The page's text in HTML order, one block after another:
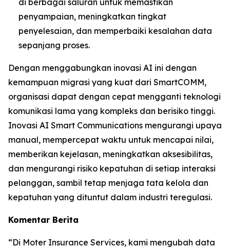
penyampaian, meningkatkan tingkat
penyelesaian, dan memperbaiki kesalahan data
sepanjang proses.
Dengan menggabungkan inovasi AI ini dengan
kemampuan migrasi yang kuat dari SmartCOMM,
organisasi dapat dengan cepat mengganti teknologi
komunikasi lama yang kompleks dan berisiko tinggi.
Inovasi AI Smart Communications mengurangi upaya
manual, mempercepat waktu untuk mencapai nilai,
memberikan kejelasan, meningkatkan aksesibilitas,
dan mengurangi risiko kepatuhan di setiap interaksi
pelanggan, sambil tetap menjaga tata kelola dan
kepatuhan yang dituntut dalam industri teregulasi.
Komentar Berita
“Di Moter Insurance Services, kami mengubah data